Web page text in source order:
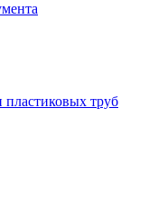
пластиковых труб